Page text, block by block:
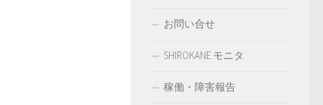
お問い合せ
SHIROKANE モニタ
稼働・障害報告